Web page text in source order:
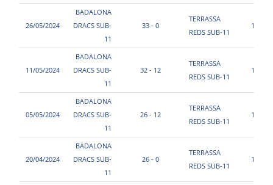
26/05/2024
BADALONA
DRACS SUB-
11
33 - 0
TERRASSA
REDS SUB-11
15:35
11/05/2024
BADALONA
DRACS SUB-
11
32 - 12
TERRASSA
REDS SUB-11
11:30
05/05/2024
BADALONA
DRACS SUB-
11
26 - 12
TERRASSA
REDS SUB-11
10:30
20/04/2024
BADALONA
DRACS SUB-
11
26 - 0
TERRASSA
REDS SUB-11
14:50